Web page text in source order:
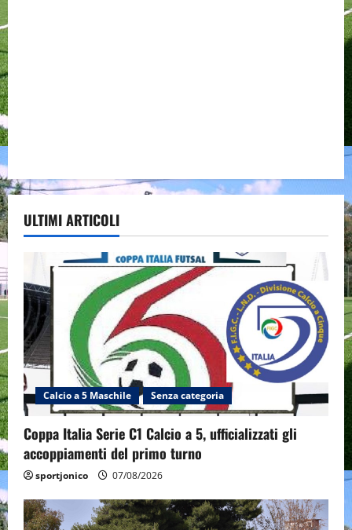
ULTIMI ARTICOLI
Calcio a 5 Maschile Senza categoria
Coppa Italia Serie C1 Calcio a 5, ufficializzati gli
accoppiamenti del primo turno
sportjonico 07/08/2026